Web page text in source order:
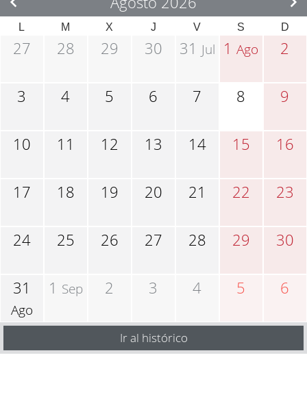
L M X J V S D
27 28 29 30 31 Jul 1Ago 2
3 4 5 6 7 8 9
10 11 12 13 14 15 16
17 18 19 20 21 22 23
24 25 26 27 28 29 30
31
Ago
1 Sep 2 3 4 5 6
Ir al histórico